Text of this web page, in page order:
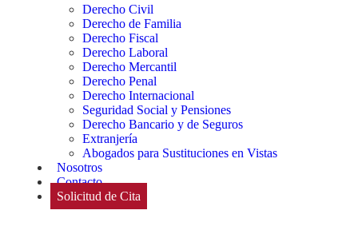
Derecho Civil
Derecho de Familia
Derecho Fiscal
Derecho Laboral
Derecho Mercantil
Derecho Penal
Derecho Internacional
Seguridad Social y Pensiones
Derecho Bancario y de Seguros
Extranjería
Abogados para Sustituciones en Vistas
Nosotros
Contacto
Solicitud de Cita